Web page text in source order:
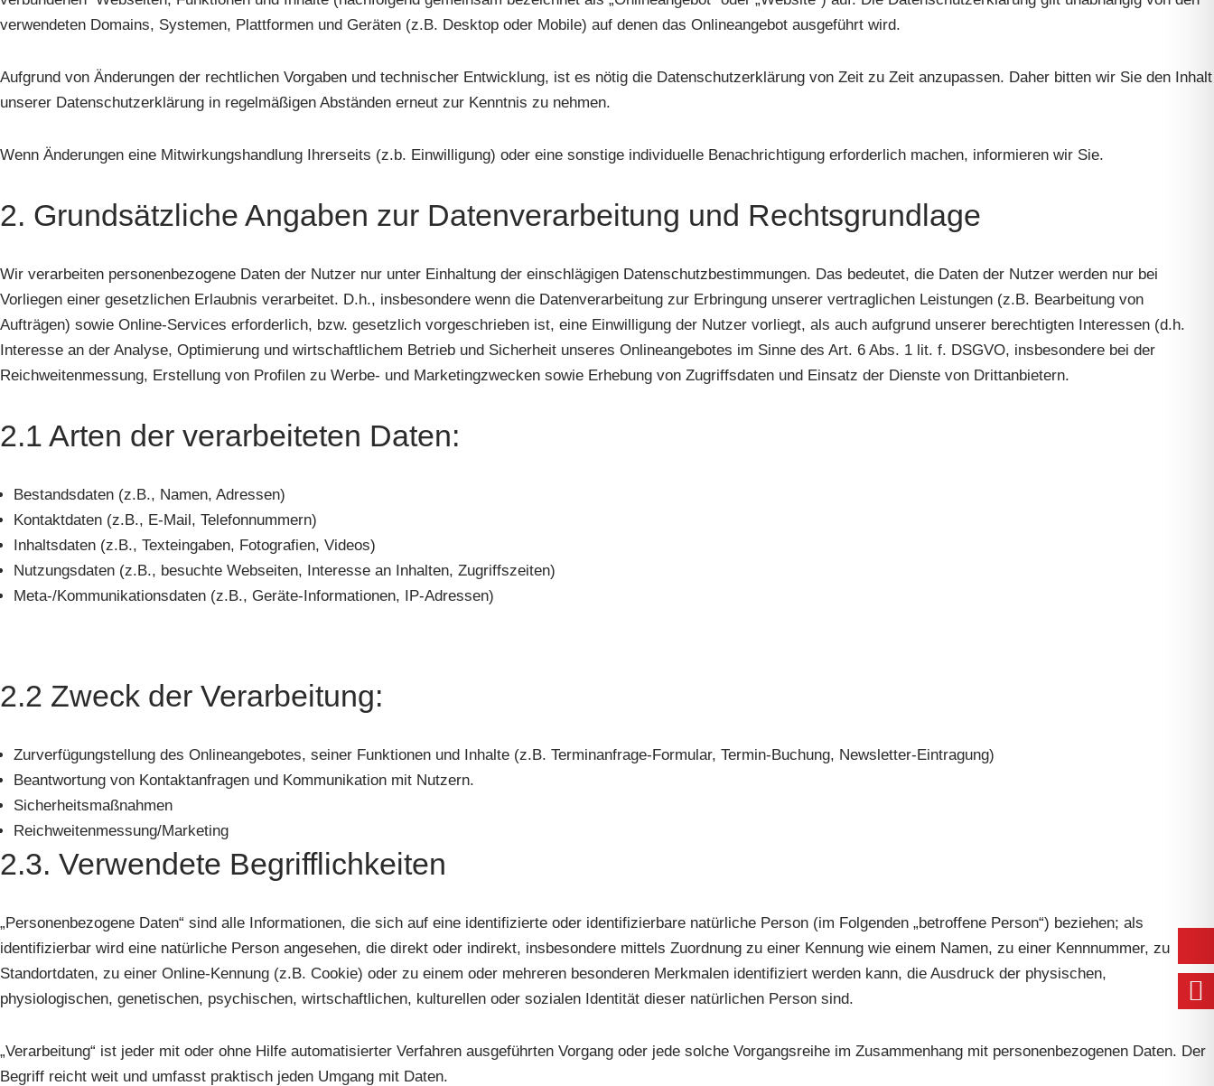
verwendeten Domains, Systemen, Plattformen und Geräten (z.B. Desktop oder Mobile) auf denen das Onlineangebot ausgeführt wird.
Aufgrund von Änderungen der rechtlichen Vorgaben und technischer Entwicklung, ist es nötig die Datenschutzerklärung von Zeit zu Zeit anzupassen. Daher bitten wir Sie den Inhalt
unserer Datenschutzerklärung in regelmäßigen Abständen erneut zur Kenntnis zu nehmen.
Wenn Änderungen eine Mitwirkungshandlung Ihrerseits (z.b. Einwilligung) oder eine sonstige individuelle Benachrichtigung erforderlich machen, informieren wir Sie.
2. Grundsätzliche Angaben zur Datenverarbeitung und Rechtsgrundlage
Wir verarbeiten personenbezogene Daten der Nutzer nur unter Einhaltung der einschlägigen Datenschutzbestimmungen. Das bedeutet, die Daten der Nutzer werden nur bei
Vorliegen einer gesetzlichen Erlaubnis verarbeitet. D.h., insbesondere wenn die Datenverarbeitung zur Erbringung unserer vertraglichen Leistungen (z.B. Bearbeitung von
Aufträgen) sowie Online-Services erforderlich, bzw. gesetzlich vorgeschrieben ist, eine Einwilligung der Nutzer vorliegt, als auch aufgrund unserer berechtigten Interessen (d.h.
Interesse an der Analyse, Optimierung und wirtschaftlichem Betrieb und Sicherheit unseres Onlineangebotes im Sinne des Art. 6 Abs. 1 lit. f. DSGVO, insbesondere bei der
Reichweitenmessung, Erstellung von Profilen zu Werbe- und Marketingzwecken sowie Erhebung von Zugriffsdaten und Einsatz der Dienste von Drittanbietern.
2.1 Arten der verarbeiteten Daten:
Bestandsdaten (z.B., Namen, Adressen)
Kontaktdaten (z.B., E-Mail, Telefonnummern)
Inhaltsdaten (z.B., Texteingaben, Fotografien, Videos)
Nutzungsdaten (z.B., besuchte Webseiten, Interesse an Inhalten, Zugriffszeiten)
Meta-/Kommunikationsdaten (z.B., Geräte-Informationen, IP-Adressen)
2.2 Zweck der Verarbeitung:
Zurverfügungstellung des Onlineangebotes, seiner Funktionen und Inhalte (z.B. Terminanfrage-Formular, Termin-Buchung, Newsletter-Eintragung)
Beantwortung von Kontaktanfragen und Kommunikation mit Nutzern.
Sicherheitsmaßnahmen
Reichweitenmessung/Marketing
2.3. Verwendete Begrifflichkeiten
„Personenbezogene Daten“ sind alle Informationen, die sich auf eine identifizierte oder identifizierbare natürliche Person (im Folgenden „betroffene Person“) beziehen; als
identifizierbar wird eine natürliche Person angesehen, die direkt oder indirekt, insbesondere mittels Zuordnung zu einer Kennung wie einem Namen, zu einer Kennnummer, zu
Standortdaten, zu einer Online-Kennung (z.B. Cookie) oder zu einem oder mehreren besonderen Merkmalen identifiziert werden kann, die Ausdruck der physischen,
physiologischen, genetischen, psychischen, wirtschaftlichen, kulturellen oder sozialen Identität dieser natürlichen Person sind.
„Verarbeitung“ ist jeder mit oder ohne Hilfe automatisierter Verfahren ausgeführten Vorgang oder jede solche Vorgangsreihe im Zusammenhang mit personenbezogenen Daten. Der
Begriff reicht weit und umfasst praktisch jeden Umgang mit Daten.